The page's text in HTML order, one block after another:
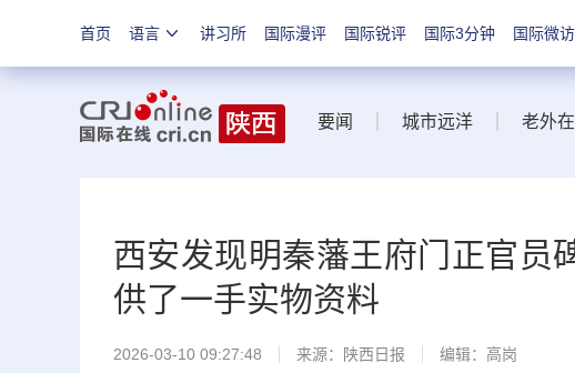
首页 语言 讲习所 国际漫评 国际锐评 国际3分钟 国际微
要闻 城市远洋 老外
西安发现明秦藩王府门正官员
供了一手实物资料
2026-03-10 09:27:48 来源： 陕西日报 编辑：高岗